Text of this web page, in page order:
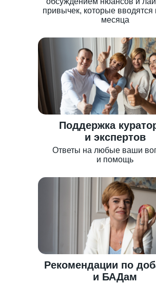
Ответы на любые ваши
и помощь
Рекомендации по
и БАДам
привычек, которые вводятся
месяца
Поддержка
и экспертов